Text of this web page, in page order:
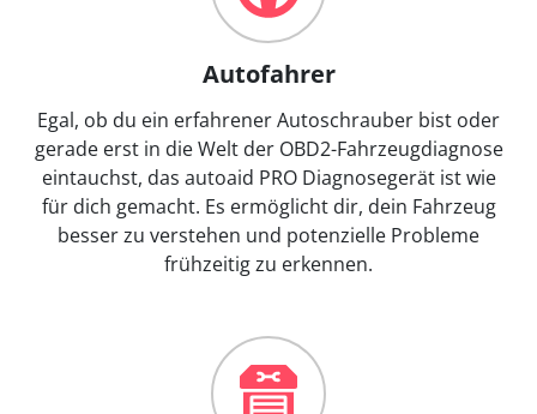
Autofahrer
Egal, ob du ein erfahrener Autoschrauber bist oder
gerade erst in die Welt der OBD2-Fahrzeugdiagnose
eintauchst, das autoaid PRO Diagnosegerät ist wie
für dich gemacht. Es ermöglicht dir, dein Fahrzeug
besser zu verstehen und potenzielle Probleme
frühzeitig zu erkennen.